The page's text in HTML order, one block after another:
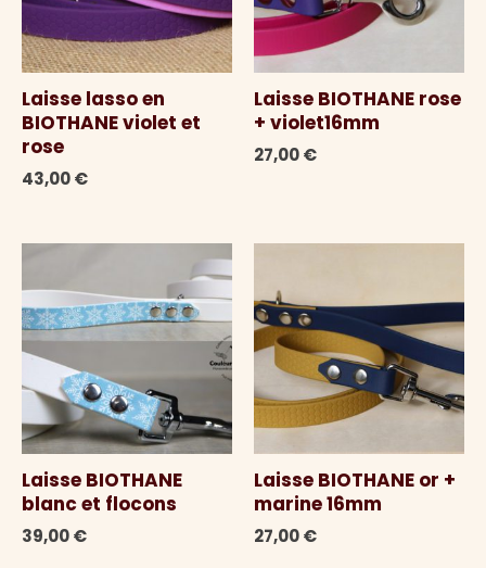
Laisse lasso en
BIOTHANE violet et
rose
43,00€
Laisse BIOTHANE rose
+ violet16mm
27,00€
Laisse BIOTHANE
blanc et flocons
39,00€
Laisse BIOTHANE or +
marine 16mm
27,00€